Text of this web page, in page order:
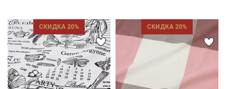
СКИДКА 20% СКИДКА 20%